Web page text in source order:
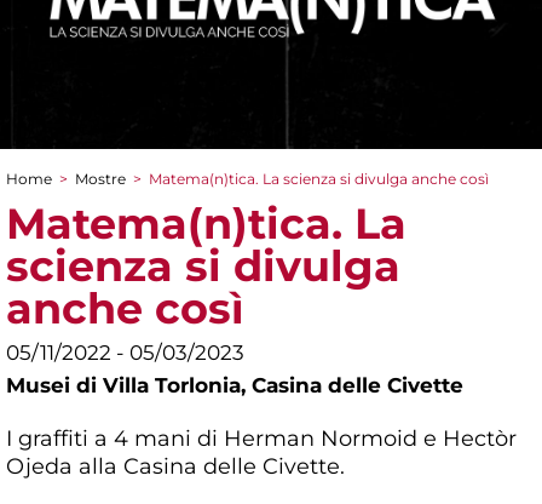
Tu sei qui
Home > Mostre > Matema(n)tica. La scienza si divulga anche così
Matema(n)tica. La
scienza si divulga
anche così
05/11/2022 - 05/03/2023
Musei di Villa Torlonia, Casina delle Civette
I graffiti a 4 mani di Herman Normoid e Hectòr
Ojeda alla Casina delle Civette.